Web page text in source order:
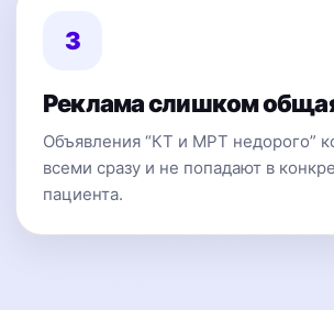
3
Реклама слишком
Объявления “КТ и МРТ недорого”
всеми сразу и не попадают в
пациента.